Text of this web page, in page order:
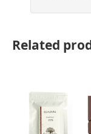
Related